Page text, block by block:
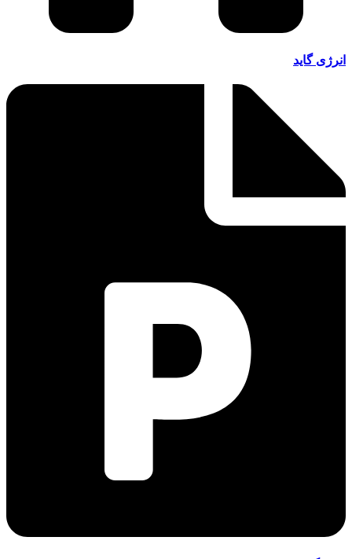
انرژی گاید